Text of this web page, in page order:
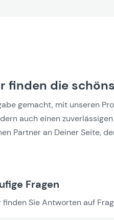
finden die
gemacht, mit unseren
auch einen
Partner an Deiner Seite,
Fragen
finden Sie Antworten auf